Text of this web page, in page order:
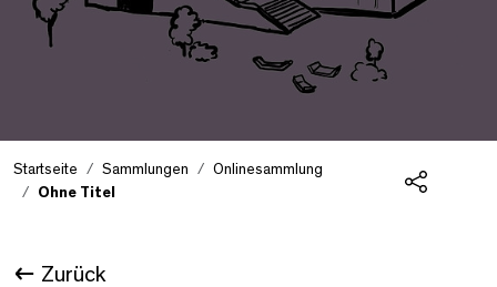
Startseite Sammlungen
Onlinesammlung
Ohne Titel
Zurück